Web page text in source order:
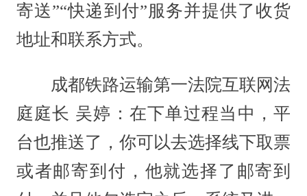
寄送”“快递到付”服务并提供了收货
地址和联系方式。
成都铁路运输第一法院互联网法
庭庭长 吴婷：在下单过程当中，平
台也推送了，你可以去选择线下取票
或者邮寄到付，他就选择了邮寄到